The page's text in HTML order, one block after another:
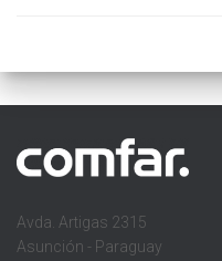
Avda. Artigas 2315
Asunción - Paraguay